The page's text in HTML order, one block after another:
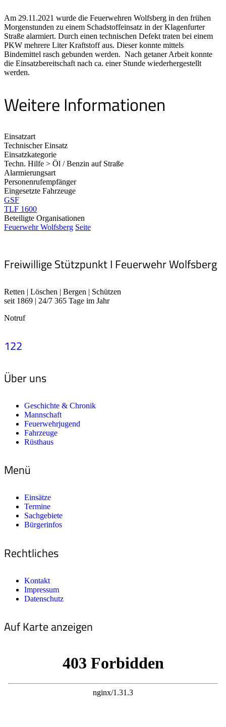
Am 29.11.2021 wurde die Feuerwehren Wolfsberg in den frühen
Morgenstunden zu einem Schadstoffeinsatz in der Klagenfurter
Straße alarmiert. Durch einen technischen Defekt traten bei einem
PKW mehrere Liter Kraftstoff aus. Dieser konnte mittels
Bindemittel rasch gebunden werden. Nach getaner Arbeit konnte
die Einsatzbereitschaft nach ca. einer Stunde wiederhergestellt
werden.
Weitere Informationen
Einsatzart
Technischer Einsatz
Einsatzkategorie
Techn. Hilfe > Öl / Benzin auf Straße
Alarmierungsart
Personenrufempfänger
Eingesetzte Fahrzeuge
GSF
TLF 1600
Beteiligte Organisationen
Feuerwehr Wolfsberg Seite
Freiwillige Stützpunkt I Feuerwehr Wolfsberg
Retten | Löschen | Bergen | Schützen
seit 1869 | 24/7 365 Tage im Jahr
Notruf
122
Über uns
Geschichte & Chronik
Mannschaft
Feuerwehrjugend
Fahrzeuge
Rüsthaus
Menü
Einsätze
Termine
Sachgebiete
Bürgerinfos
Rechtliches
Kontakt
Impressum
Datenschutz
Auf Karte anzeigen